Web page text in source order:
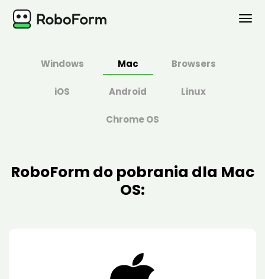
POBIERZ
Windows Mac Browsers
iOS Android Linux
Chrome OS
RoboForm do pobrania dla Mac
OS: